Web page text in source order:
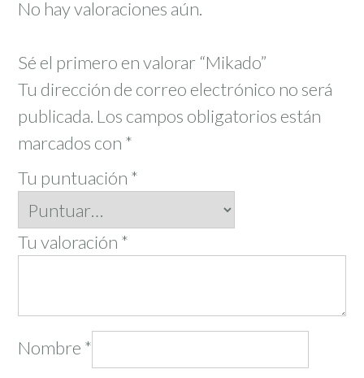
No hay valoraciones aún.
Sé el primero en valorar “Mikado”
Tu dirección de correo electrónico no será
publicada. Los campos obligatorios están
marcados con *
Tu puntuación *
Tu valoración *
Nombre *